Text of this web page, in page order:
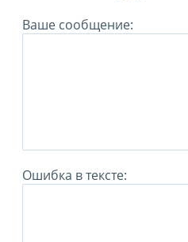
Ваше сообщение:
Ошибка в тексте: